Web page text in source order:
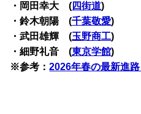
・岡田幸大 (四街道)
・鈴木朝陽 (千葉敬愛)
・武田雄輝 (玉野商工)
・細野礼音 (東京学館)
※参考：2026年春の最新進